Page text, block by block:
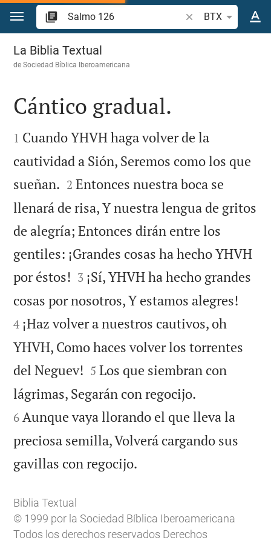
Ir a un contenido
Buscar versículo
BTX
Salmo 126
La Biblia Textual
deSociedad Bíblica Iberoamericana

Cántico gradual.

1 Cuando YHVH haga volver de la
cautividad a Sión, Seremos como los que
sueñan. 

2 Entonces nuestra boca se
llenará de risa, Y nuestra lengua de gritos
de alegría; Entonces dirán entre los
gentiles: ¡Grandes cosas ha hecho YHVH
por éstos! 

3 ¡Sí, YHVH ha hecho grandes
cosas por nosotros, Y estamos alegres!
4 ¡Haz volver a nuestros cautivos, oh
YHVH, Como haces volver los torrentes
del Neguev! 

5 Los que siembran con
lágrimas, Segarán con regocijo.
6 Aunque vaya llorando el que lleva la
preciosa semilla, Volverá cargando sus
gavillas con regocijo.
Biblia Textual
© 1999 por la Sociedad Bíblica Iberoamericana
Todos los derechos reservados Derechos